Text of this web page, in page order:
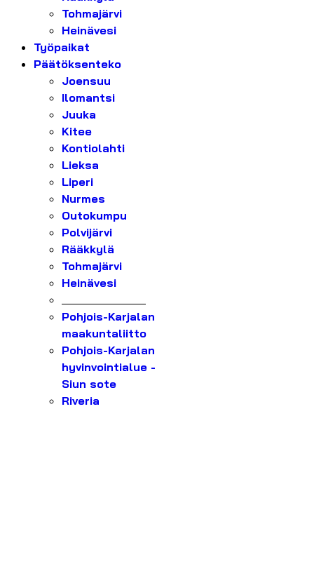
Tohmajärvi
Heinävesi
Työpaikat
Päätöksenteko
Joensuu
Ilomantsi
Juuka
Kitee
Kontiolahti
Lieksa
Liperi
Nurmes
Outokumpu
Polvijärvi
Rääkkylä
Tohmajärvi
Heinävesi
Pohjois-Karjalan
maakuntaliitto
Pohjois-Karjalan
hyvinvointialue -
Siun sote
Riveria